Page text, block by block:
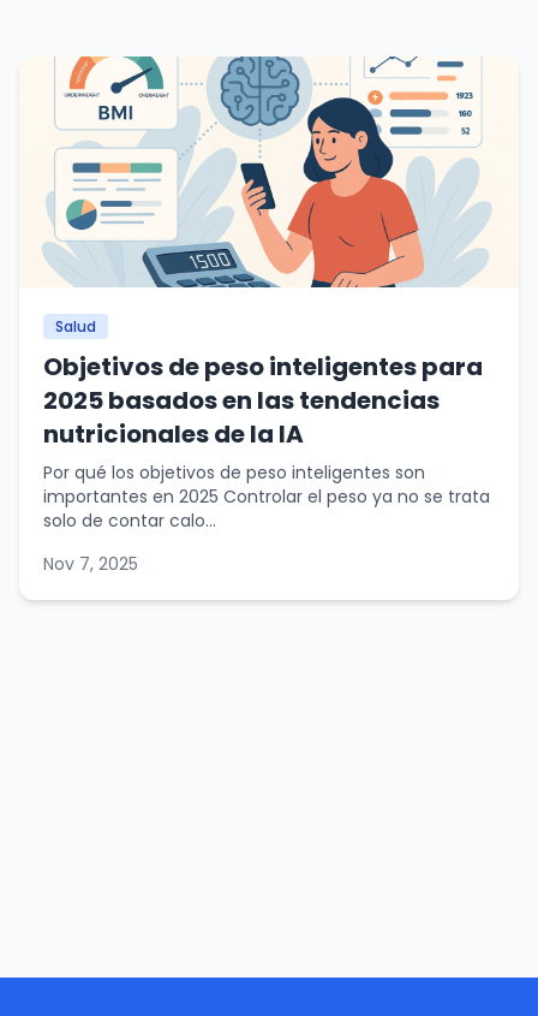
Salud
Objetivos de peso inteligentes para
2025 basados en las tendencias
nutricionales de la IA
Por qué los objetivos de peso inteligentes son
importantes en 2025 Controlar el peso ya no se trata
solo de contar calo...
Nov 7, 2025